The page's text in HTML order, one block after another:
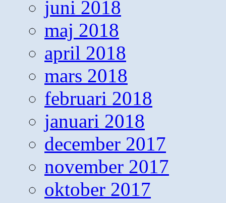
juni 2018
maj 2018
april 2018
mars 2018
februari 2018
januari 2018
december 2017
november 2017
oktober 2017